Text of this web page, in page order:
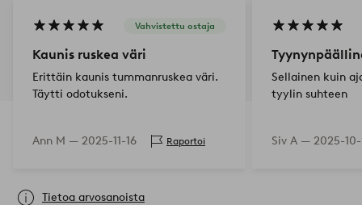
Vahvistettu ostaja
Kaunis ruskea väri
Erittäin kaunis tummanruskea väri.
Täytti odotukseni.
Ann M — 2025-11-16 Raportoi
Sellainen kuin
tyylin suhteen
Siv A — 2025-
Tietoa arvosanoista